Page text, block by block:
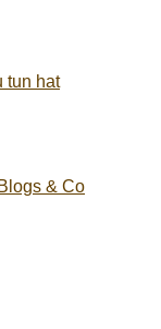
tun hat
& Co